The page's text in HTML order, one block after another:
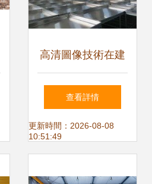
高清圖像技術在建
設工程施工中的應
用與價值
查看詳情
更新時間：2026-08-08
10:51:49